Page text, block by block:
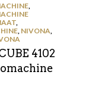
,
,
, NIVONA
4102